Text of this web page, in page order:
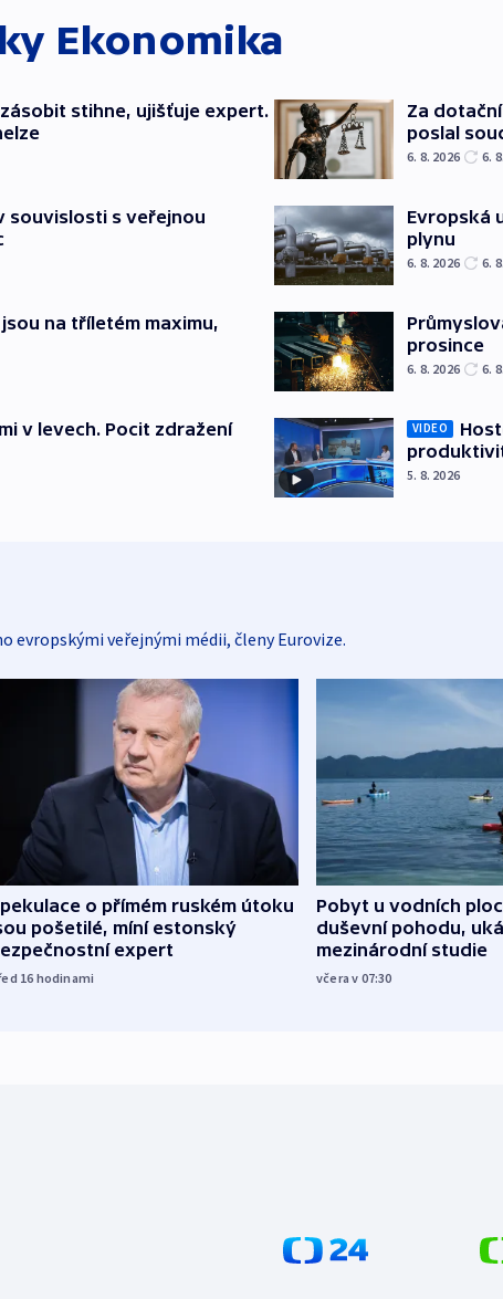
Ekonomika
zásobit stihne, ujišťuje expert.
souvislosti s veřejnou
na tříletém maximu,
v levech. Pocit zdražení
Za
poslal
6. 8. 2026 6.
Evropská
plynu
6. 8. 2026 6.
prosince
6. 8. 2026 6.
VIDEO
5. 8. 2026
evropskými veřejnými médii, členy Eurovize.
o přímém ruském útoku
pošetilé, míní estonský
expert
16 hodinami
Pobyt u vodních
duševní pohodu,
mezinárodní studie
včera v 07:30